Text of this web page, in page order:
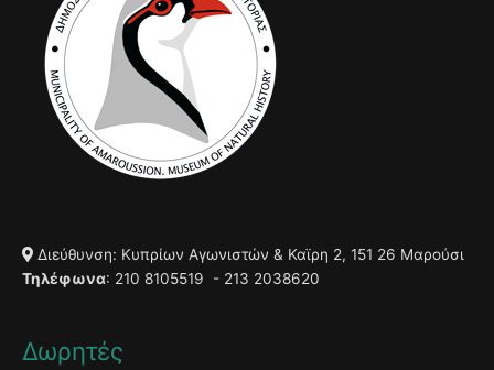
Διεύθυνση: Κυπρίων Αγωνιστών & Καϊρη 2, 151 26 Μαρούσι
Τηλέφωνα: 210 8105519 - 213 2038620
Δωρητές